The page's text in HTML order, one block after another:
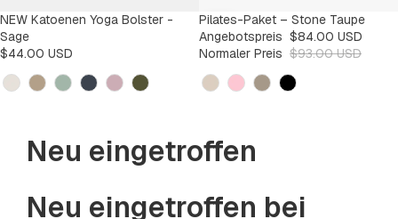
NEW Katoenen Yoga Bolster -
Sage
$44.00 USD
Kleur
SALE
-9%
Pilates-Paket – Stone Taupe
Angebotspreis $84.00 USD
Normaler Preis $93.00 USD
Kleur
Neu eingetroffen
Neu eingetroffen bei